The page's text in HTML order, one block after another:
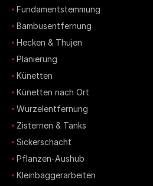
Fundamentstemmung
Bambusentfernung
Hecken & Thujen
Planierung
Künetten
Künetten nach Ort
Wurzelentfernung
Zisternen & Tanks
Sickerschacht
Pflanzen-Aushub
Kleinbaggerarbeiten